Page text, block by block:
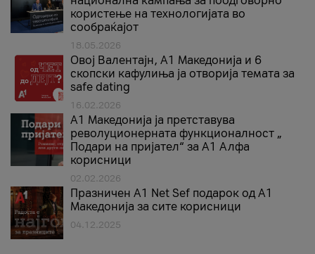
користење на технологијата во
сообраќајот
18.05.2026
Овој Валентајн, A1 Македонија и 6
скопски кафулиња ја отворија темата за
safe dating
16.02.2026
А1 Македонија ја претставува
револуционерната функционалност „
Подари на пријател“ за А1 Алфа
корисници
02.02.2026
Празничен A1 Net Sеf подарок од А1
Македонија за сите корисници
04.12.2025